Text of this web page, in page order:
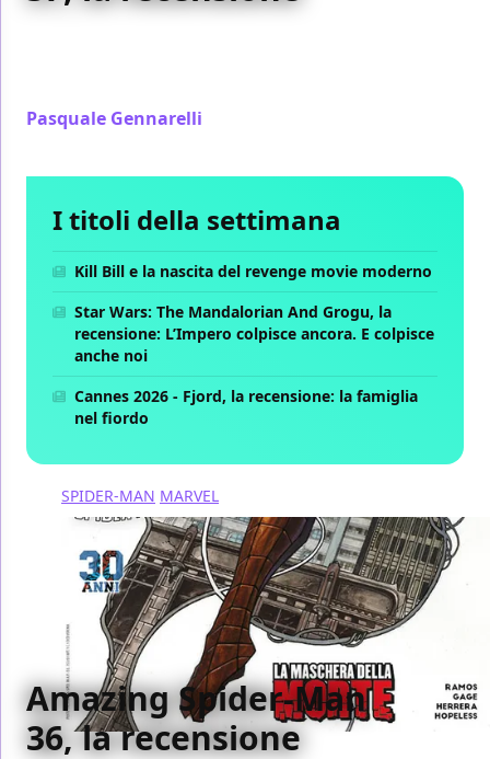
Pasquale Gennarelli
I titoli della settimana
Kill Bill e la nascita del revenge movie moderno
Star Wars: The Mandalorian And Grogu, la
recensione: L’Impero colpisce ancora. E colpisce
anche noi
Cannes 2026 - Fjord, la recensione: la famiglia
nel fiordo
SPIDER-MAN MARVEL
Amazing Spider-Man
36, la recensione